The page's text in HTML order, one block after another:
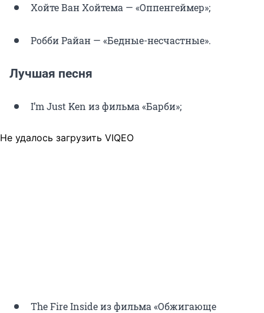
Хойте Ван Хойтема — «Оппенгеймер»;
Робби Райан — «Бедные-несчастные».
Лучшая песня
I’m Just Ken из фильма «Барби»;
Не удалось загрузить VIQEO
The Fire Inside из фильма «Обжигающе